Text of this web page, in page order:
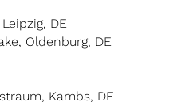
DE
Oldenburg, DE
Kambs, DE